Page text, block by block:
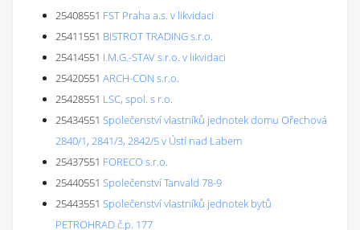
25408551 FST Praha a.s. v likvidaci
25411551 BISTROT TRADING s.r.o.
25414551 I.M.G.-STAV s.r.o. v likvidaci
25420551 ARCH-CON s.r.o.
25428551 LSC, spol. s r.o.
25434551 Společenství vlastníků jednotek domu Ořechová
2840/1, 2841/3, 2842/5 v Ústí nad Labem
25437551 FORECO s.r.o.
25440551 Společenství Tanvald 78-9
25443551 Společenství vlastníků jednotek bytů
PETROHRAD č.p. 177